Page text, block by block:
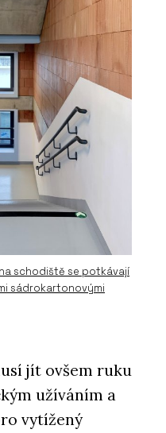
schodiště se potkávají
sádrokartonovými
jít ovšem ruku
užíváním a
vytížený